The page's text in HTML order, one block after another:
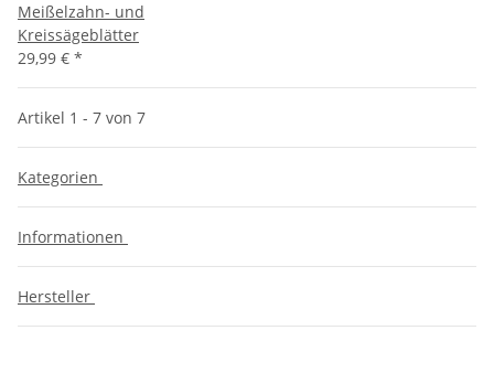
Meißelzahn- und
Kreissägeblätter
29,99 € *
Artikel 1 - 7 von 7
Kategorien
Informationen
Hersteller